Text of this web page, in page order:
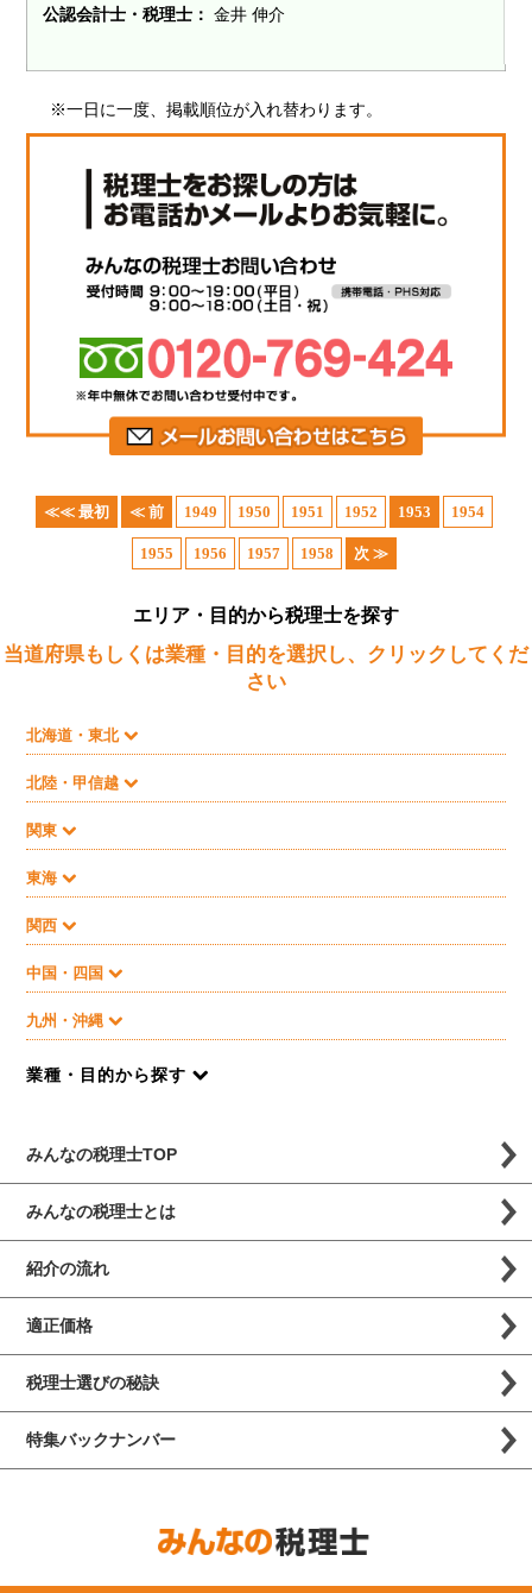
公認会計士・税理士： 金井 伸介
※一日に一度、掲載順位が入れ替わります。
≪≪ 最初 ≪ 前 1949 1950 1951 1952 1953 1954
1955 1956 1957 1958 次 ≫
エリア・目的から税理士を探す
当道府県もしくは業種・目的を選択し、クリックしてくだ
さい
北海道・東北
北陸・甲信越
関東
東海
関西
中国・四国
九州・沖縄
業種・目的から探す
みんなの税理士TOP
みんなの税理士とは
紹介の流れ
適正価格
税理士選びの秘訣
特集バックナンバー